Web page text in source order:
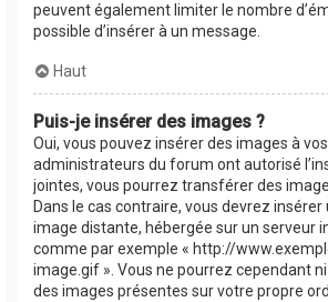
peuvent également limiter le nombre
possible d’insérer à un message.
Haut
Puis-je insérer des images ?
Oui, vous pouvez insérer des images à
administrateurs du forum ont autorisé
jointes, vous pourrez transférer des
Dans le cas contraire, vous devrez insérer
image distante, hébergée sur un serveur
comme par exemple « http://
image.gif ». Vous ne pourrez cependant
des images présentes sur votre propre